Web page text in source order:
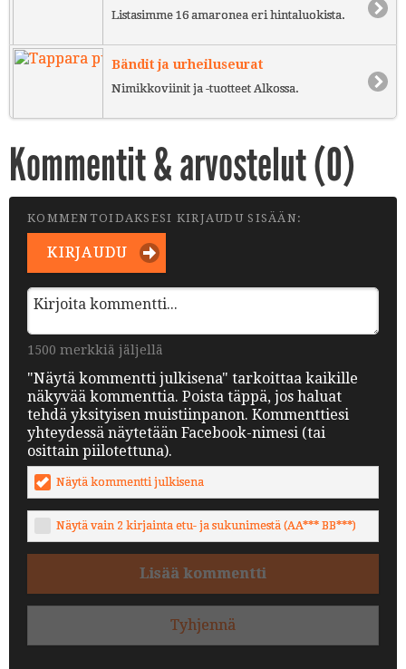
Listasimme 16 amaronea eri hintaluokista.
Bändit ja urheiluseurat
Nimikkoviinit ja -tuotteet Alkossa.
Kommentit & arvostelut (0)
KOMMENTOIDAKSESI KIRJAUDU SISÄÄN:
KIRJAUDU
1500 merkkiä jäljellä
"Näytä kommentti julkisena" tarkoittaa kaikille
näkyvää kommenttia. Poista täppä, jos haluat
tehdä yksityisen muistiinpanon. Kommenttiesi
yhteydessä näytetään Facebook-nimesi (tai
osittain piilotettuna).
Näytä kommentti julkisena
Näytä vain 2 kirjainta etu- ja sukunimestä (AA*** BB***)
Lisää kommentti
Tyhjennä